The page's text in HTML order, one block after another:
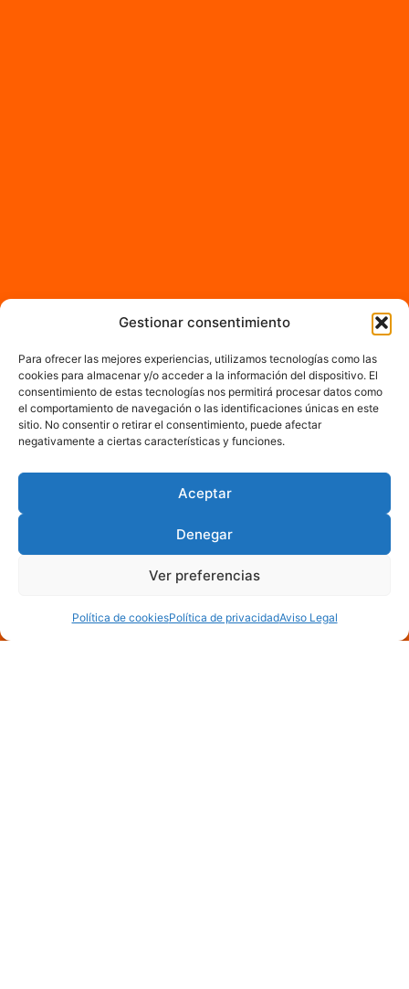
Gestionar consentimiento
Para ofrecer las mejores experiencias, utilizamos tecnologías como las
cookies para almacenar y/o acceder a la información del dispositivo. El
consentimiento de estas tecnologías nos permitirá procesar datos como
el comportamiento de navegación o las identificaciones únicas en este
sitio. No consentir o retirar el consentimiento, puede afectar
negativamente a ciertas características y funciones.
Aceptar
Denegar
Ver preferencias
Política de cookiesPolítica de privacidadAviso Legal